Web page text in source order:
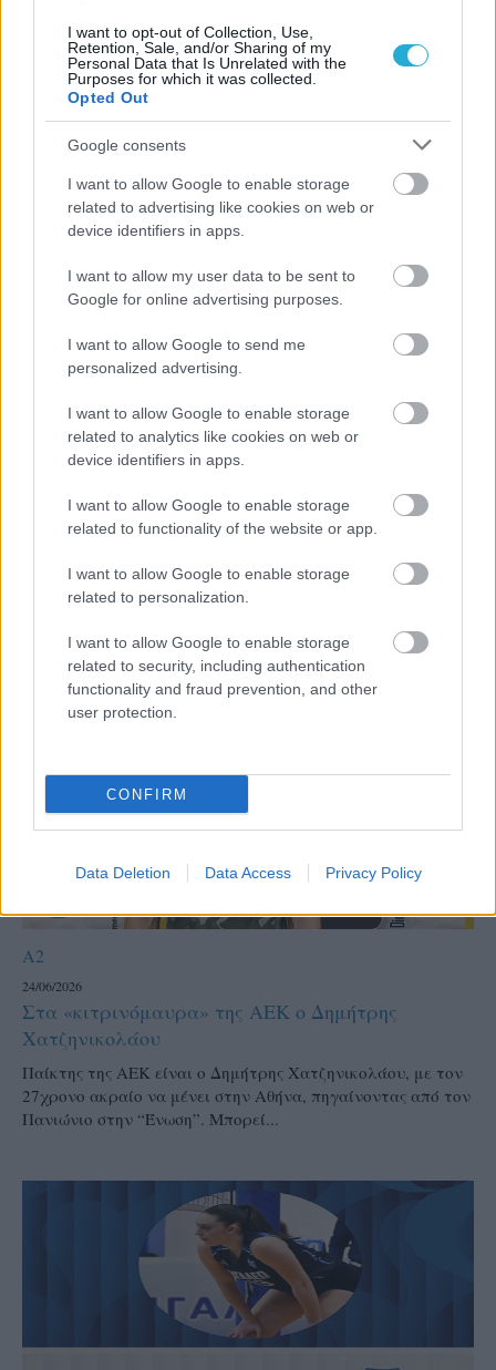
I want to opt-out of Collection, Use,
Retention, Sale, and/or Sharing of my
Personal Data that Is Unrelated with the
Purposes for which it was collected.
Opted Out
Google consents
I want to allow Google to enable storage
related to advertising like cookies on web or
device identifiers in apps.
I want to allow my user data to be sent to
Google for online advertising purposes.
I want to allow Google to send me
personalized advertising.
I want to allow Google to enable storage
related to analytics like cookies on web or
device identifiers in apps.
I want to allow Google to enable storage
related to functionality of the website or app.
I want to allow Google to enable storage
related to personalization.
I want to allow Google to enable storage
related to security, including authentication
functionality and fraud prevention, and other
user protection.
CONFIRM
Data Deletion Data Access Privacy Policy
παντού…
A2
24/06/2026
Στα «κιτρινόμαυρα» της ΑΕΚ ο Δημήτρης
Χατζηνικολάου
Παίκτης της ΑΕΚ είναι ο Δημήτρης Χατζηνικολάου, με τον
27χρονο ακραίο να μένει στην Αθήνα, πηγαίνοντας από τον
Πανιώνιο στην “Ένωση”. Μπορεί...